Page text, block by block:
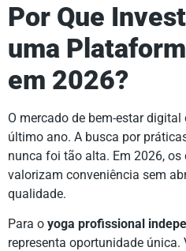
Por Que
uma
em 2026?
O mercado de bem-estar digital
último ano. A busca por
nunca foi tão alta. Em 2026, os
valorizam conveniência sem
qualidade.
Para o yoga profissional
representa oportunidade única.